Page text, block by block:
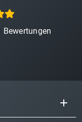
Bewertungen